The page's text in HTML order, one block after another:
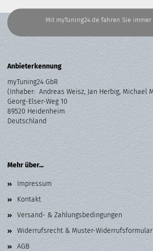
Mit myTuning24.de fahren Sie immer
Anbieterkennung
myTuning24 GbR
(Inhaber: Andreas Weisz, Jan Herbig, Michael
Georg-Elser-Weg 10
89520 Heidenheim
Deutschland
Mehr über...
Impressum
Kontakt
Versand- & Zahlungsbedingungen
Widerrufsrecht & Muster-Widerrufsformular
AGB